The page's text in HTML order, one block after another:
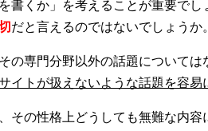
書くか」を考えることが重要でし
だと言えるのではないでしょうか。
の専門分野以外の話題については
イトが扱えないような話題を容易
その性格上どうしても無難な内